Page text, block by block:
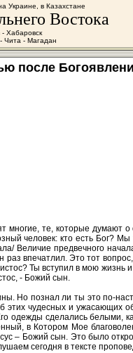
Украине, в Казахстане
Востока
- Хабаровск
Чита - Магадан
после
многие, те, которые
человек: кто есть Бог?
Величие предвечного
впечатлил. Это тот
Ты вступил в мою
- Божий сын.
Но познал ли ты это по-
чудесных и ужасающих
одежды сделались белыми,
в Котором Мое
– Божий сын. Это было
сегодня в тексте